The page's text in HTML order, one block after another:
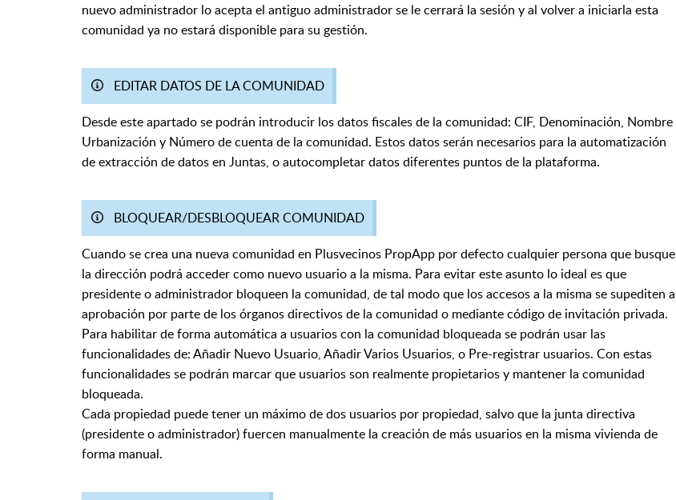
nuevo administrador lo acepta el antiguo administrador se le cerrará la sesión y al volver a iniciarla esta
comunidad ya no estará disponible para su gestión.
EDITAR DATOS DE LA COMUNIDAD
Desde este apartado se podrán introducir los datos fiscales de la comunidad: CIF, Denominación, Nombre
Urbanización y Número de cuenta de la comunidad. Estos datos serán necesarios para la automatización
de extracción de datos en Juntas, o autocompletar datos diferentes puntos de la plataforma.
BLOQUEAR/DESBLOQUEAR COMUNIDAD
Cuando se crea una nueva comunidad en Plusvecinos PropApp por defecto cualquier persona que busque
la dirección podrá acceder como nuevo usuario a la misma. Para evitar este asunto lo ideal es que
presidente o administrador bloqueen la comunidad, de tal modo que los accesos a la misma se supediten a
aprobación por parte de los órganos directivos de la comunidad o mediante código de invitación privada.
Para habilitar de forma automática a usuarios con la comunidad bloqueada se podrán usar las
funcionalidades de: Añadir Nuevo Usuario, Añadir Varios Usuarios, o Pre-registrar usuarios. Con estas
funcionalidades se podrán marcar que usuarios son realmente propietarios y mantener la comunidad
bloqueada.
Cada propiedad puede tener un máximo de dos usuarios por propiedad, salvo que la junta directiva
(presidente o administrador) fuercen manualmente la creación de más usuarios en la misma vivienda de
forma manual.